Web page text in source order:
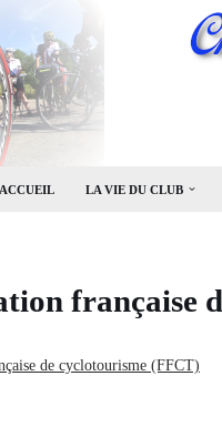
ACCUEIL LA VIE DU CLUB
française
de cyclotourisme (FFCT)